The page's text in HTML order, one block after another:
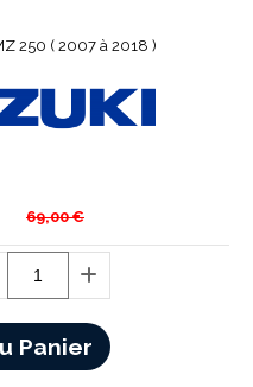
250 ( 2007 à 2018 )
69,00€
Panier